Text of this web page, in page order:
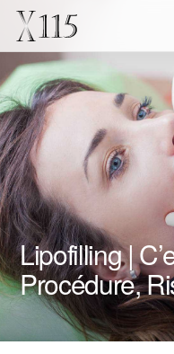
Lipofilling |
Procédure,